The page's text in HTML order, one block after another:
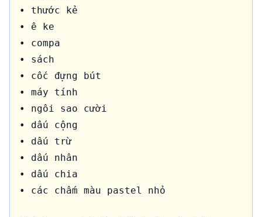
• thước kẻ
• ê ke
• compa
• sách
• cốc đựng bút
• máy tính
• ngôi sao cười
• dấu cộng
• dấu trừ
• dấu nhân
• dấu chia
• các chấm màu pastel nhỏ